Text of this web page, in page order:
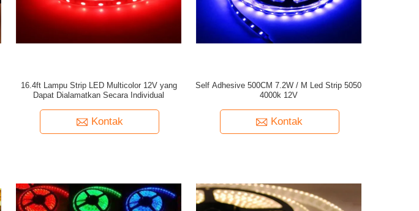
16.4ft Lampu Strip LED Multicolor 12V yang
Dapat Dialamatkan Secara Individual
Kontak
Self Adhesive 500CM 7.2W / M Led Strip 5050
4000k 12V
Kontak